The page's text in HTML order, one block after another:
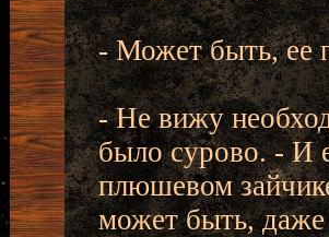
- Может быть, ее
- Не вижу
было сурово. - И
плюшевом
может быть,